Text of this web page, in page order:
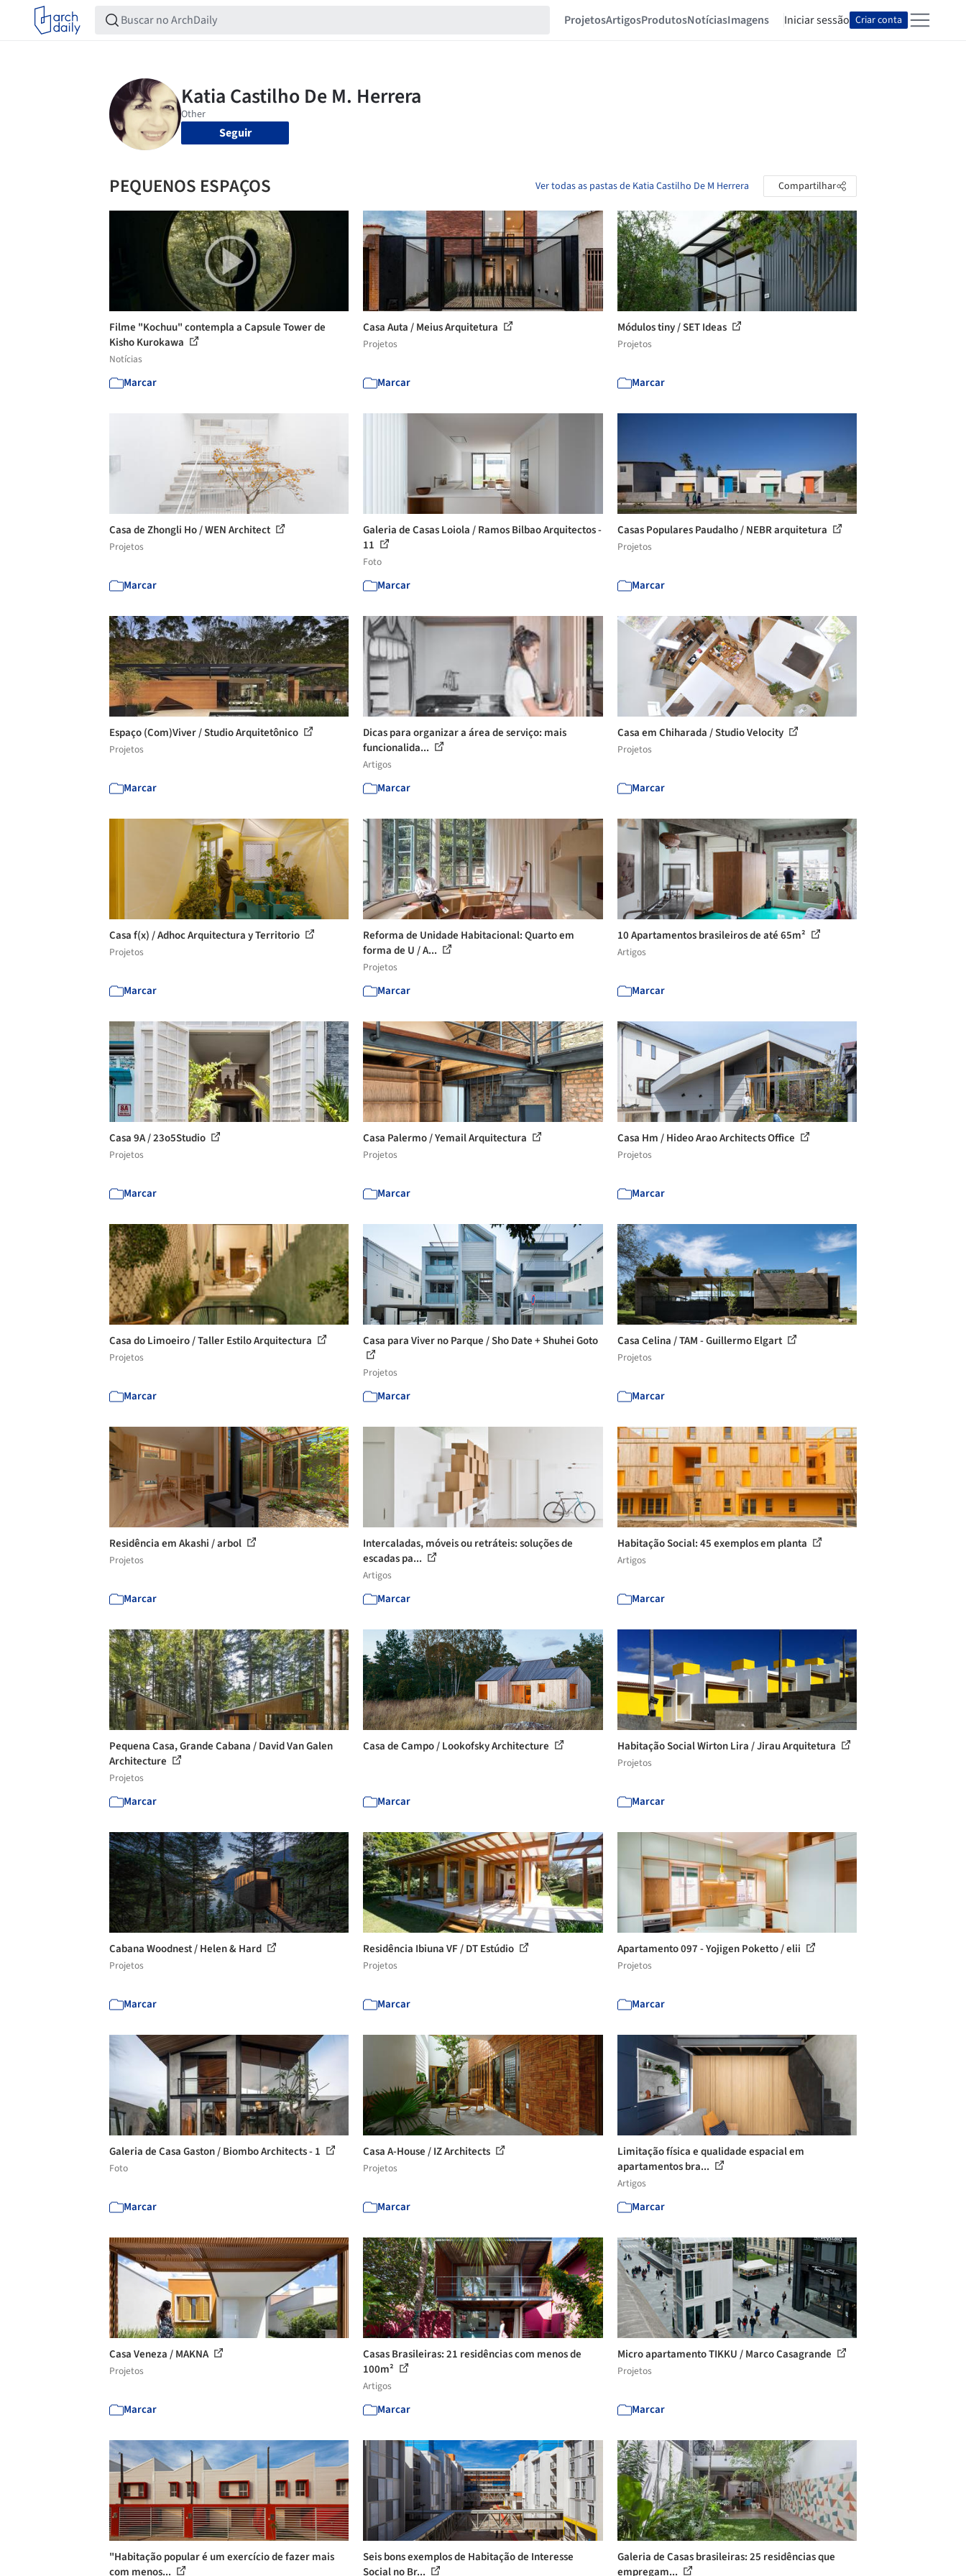
ProjetosArtigosProdutosNotíciasImagens Iniciar sessão Criar conta
Seguir
PEQUENOS ESPAÇOS Ver todas as pastas de Katia Castilho De M Herrera Compartilhar
Filme "Kochuu" contempla a Capsule Tower de
Kisho Kurokawa
Notícias
Marcar
Casa Auta / Meius Arquitetura
Projetos
Marcar
Módulos tiny / SET Ideas
Projetos
Marcar
Casa de Zhongli Ho / WEN Architect
Projetos
Marcar
Galeria de Casas Loiola / Ramos Bilbao Arquitectos -
11
Foto
Marcar
Casas Populares Paudalho / NEBR arquitetura
Projetos
Marcar
Espaço (Com)Viver / Studio Arquitetônico
Projetos
Marcar
Dicas para organizar a área de serviço: mais
funcionalida...
Artigos
Marcar
Casa em Chiharada / Studio Velocity
Projetos
Marcar
Casa f(x) / Adhoc Arquitectura y Territorio
Projetos
Marcar
Reforma de Unidade Habitacional: Quarto em
forma de U / A...
Projetos
Marcar
10 Apartamentos brasileiros de até 65m²
Artigos
Marcar
Casa 9A / 23o5Studio
Projetos
Marcar
Casa Palermo / Yemail Arquitectura
Projetos
Marcar
Casa Hm / Hideo Arao Architects Office
Projetos
Marcar
Casa do Limoeiro / Taller Estilo Arquitectura
Projetos
Marcar
Casa para Viver no Parque / Sho Date + Shuhei Goto
Projetos
Marcar
Casa Celina / TAM - Guillermo Elgart
Projetos
Marcar
Residência em Akashi / arbol
Projetos
Marcar
Intercaladas, móveis ou retráteis: soluções de
escadas pa...
Artigos
Marcar
Habitação Social: 45 exemplos em planta
Artigos
Marcar
Pequena Casa, Grande Cabana / David Van Galen
Architecture
Projetos
Marcar
Casa de Campo / Lookofsky Architecture
Marcar
Habitação Social Wirton Lira / Jirau Arquitetura
Projetos
Marcar
Cabana Woodnest / Helen & Hard
Projetos
Marcar
Residência Ibiuna VF / DT Estúdio
Projetos
Marcar
Apartamento 097 - Yojigen Poketto / elii
Projetos
Marcar
Galeria de Casa Gaston / Biombo Architects - 1
Foto
Marcar
Casa A-House / IZ Architects
Projetos
Marcar
Limitação física e qualidade espacial em
apartamentos bra...
Artigos
Marcar
Casa Veneza / MAKNA
Projetos
Marcar
Casas Brasileiras: 21 residências com menos de
100m²
Artigos
Marcar
Micro apartamento TIKKU / Marco Casagrande
Projetos
Marcar
"Habitação popular é um exercício de fazer mais
com menos...
Seis bons exemplos de Habitação de Interesse
Social no Br...
Galeria de Casas brasileiras: 25 residências que
empregam...